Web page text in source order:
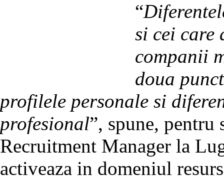
“
si cei care
companii
doua
profilele personale si
profesional”, spune,
Recruitment Manager la
activeaza in domeniul